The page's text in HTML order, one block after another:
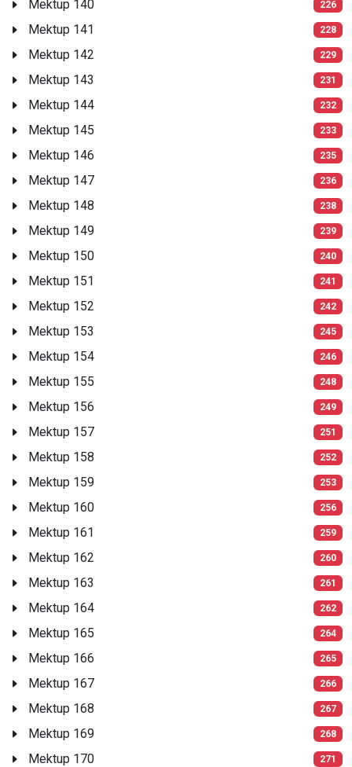
Mektup 140 226
Mektup 141 228
Mektup 142 229
Mektup 143 231
Mektup 144 232
Mektup 145 233
Mektup 146 235
Mektup 147 236
Mektup 148 238
Mektup 149 239
Mektup 150 240
Mektup 151 241
Mektup 152 242
Mektup 153 245
Mektup 154 246
Mektup 155 248
Mektup 156 249
Mektup 157 251
Mektup 158 252
Mektup 159 253
Mektup 160 256
Mektup 161 259
Mektup 162 260
Mektup 163 261
Mektup 164 262
Mektup 165 264
Mektup 166 265
Mektup 167 266
Mektup 168 267
Mektup 169 268
Mektup 170 271